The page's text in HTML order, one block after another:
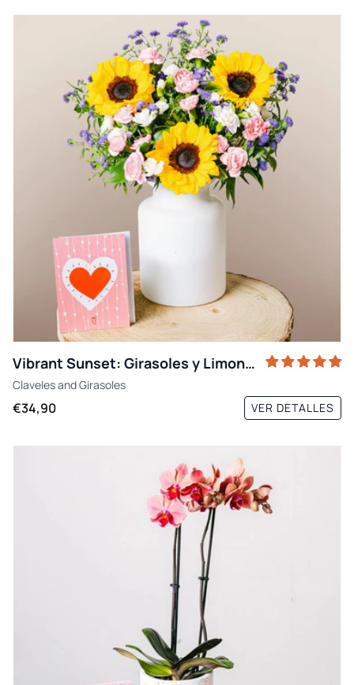
Vibrant Sunset: Girasoles y Limonium
ClavelesandGirasoles
€34,90 VER DETALLES